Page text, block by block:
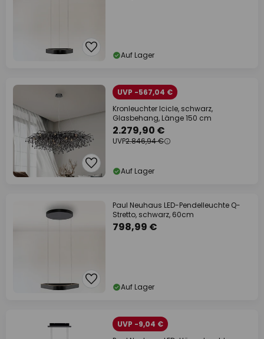
Auf Lager
UVP -567,04 €
Kronleuchter Icicle, schwarz,
Glasbehang, Länge 150 cm
2.279,90 €
UVP2.846,94 €
Auf Lager
Paul Neuhaus LED-Pendelleuchte Q-
Stretto, schwarz, 60cm
798,99 €
Auf Lager
UVP -9,04 €